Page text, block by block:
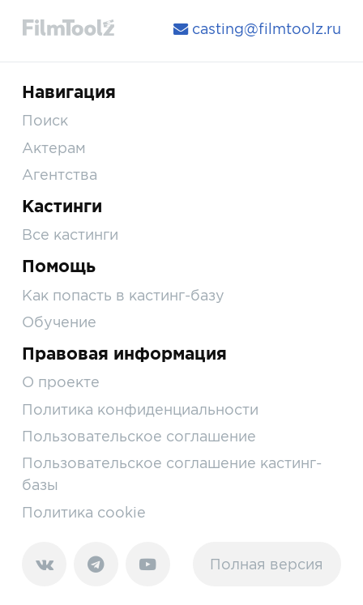
casting@filmtoolz.ru
Навигация
Поиск
Актерам
Агентства
Кастинги
Все кастинги
Помощь
Как попасть в кастинг-базу
Обучение
Правовая информация
О проекте
Политика конфиденциальности
Пользовательское соглашение
Пользовательское соглашение кастинг-
базы
Политика cookie
Полная версия